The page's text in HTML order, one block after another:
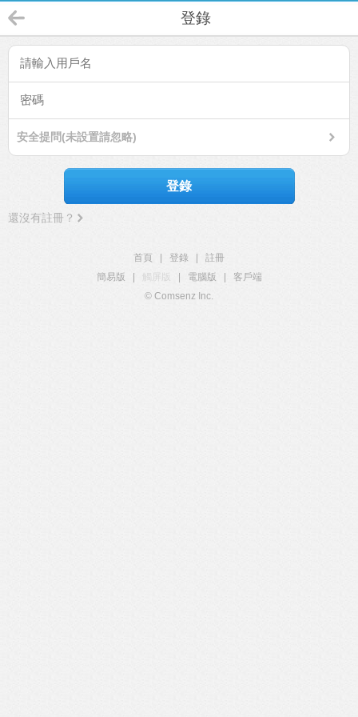
登錄
安全提問(未設置請忽略)
登錄
還沒有註冊？
首頁 登錄
註冊
簡易版
觸屏版 電腦版
客戶端
© Comsenz Inc.